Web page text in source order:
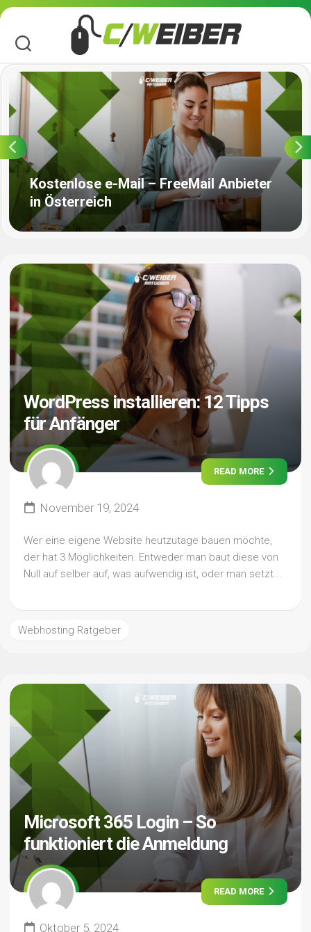
Skip
content
Kostenlose e-Mail – FreeMail Anbieter
in Österreich
WordPress installieren: 12 Tipps
für Anfänger
READ MORE
November 19, 2024
Wer eine eigene Website heutzutage bauen möchte,
der hat 3 Möglichkeiten. Entweder man baut diese von
Null auf selber auf, was aufwendig ist, oder man setzt...
Webhosting Ratgeber
Microsoft 365 Login – So
funktioniert die Anmeldung
READ MORE
Oktober 5, 2024